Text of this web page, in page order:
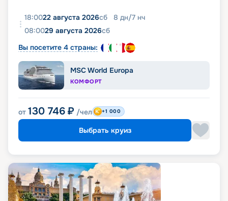
18:0022 августа 2026сб 8 дн/7 нч
08:0029 августа 2026сб
Вы посетите 4 страны:
MSC World Europa
КОМФОРТ
от 130 746 ₽ /чел +1 000
Выбрать круиз